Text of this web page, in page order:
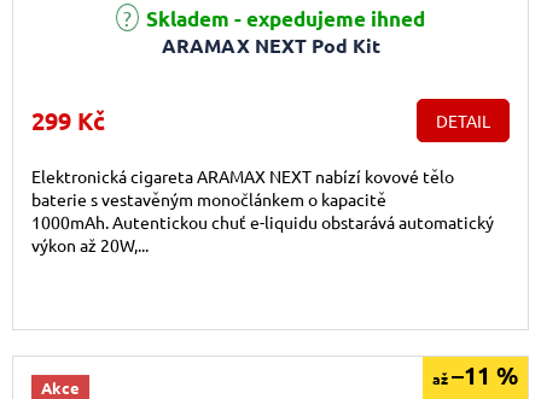
ARAMAX NEXT Pod Kit
Průměrné hodnocení produktu je 5,0 z 5 hvězdiček.
Skladem - expedujeme ihned
299 Kč DETAIL
Elektronická cigareta ARAMAX NEXT nabízí kovové tělo
baterie s vestavěným monočlánkem o kapacitě
1000mAh. Autentickou chuť e-liquidu obstarává automatický
výkon až 20W,...
Akce
až–11 %